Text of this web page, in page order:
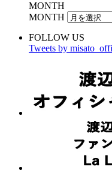
MONTH
MONTH
FOLLOW US
Tweets by